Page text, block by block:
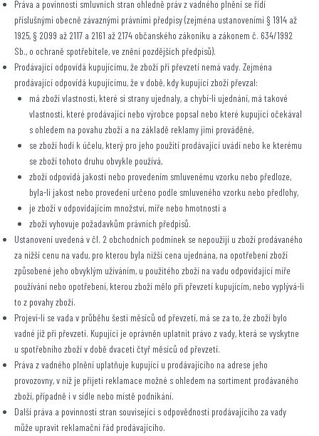
Práva a povinnosti smluvních stran ohledně práv z vadného plnění se řídí
příslušnými obecně závaznými právními předpisy (zejména ustanoveními § 1914 až
1925, § 2099 až 2117 a 2161 až 2174 občanského zákoníku a zákonem č. 634/1992
Sb., o ochraně spotřebitele, ve znění pozdějších předpisů).
Prodávající odpovídá kupujícímu, že zboží při převzetí nemá vady. Zejména
prodávající odpovídá kupujícímu, že v době, kdy kupující zboží převzal:
má zboží vlastnosti, které si strany ujednaly, a chybí-li ujednání, má takové
vlastnosti, které prodávající nebo výrobce popsal nebo které kupující očekával
s ohledem na povahu zboží a na základě reklamy jimi prováděné,
se zboží hodí k účelu, který pro jeho použití prodávající uvádí nebo ke kterému
se zboží tohoto druhu obvykle používá,
zboží odpovídá jakostí nebo provedením smluvenému vzorku nebo předloze,
byla-li jakost nebo provedení určeno podle smluveného vzorku nebo předlohy,
je zboží v odpovídajícím množství, míře nebo hmotnosti a
zboží vyhovuje požadavkům právních předpisů.
Ustanovení uvedená v čl. 2 obchodních podmínek se nepoužijí u zboží prodávaného
za nižší cenu na vadu, pro kterou byla nižší cena ujednána, na opotřebení zboží
způsobené jeho obvyklým užíváním, u použitého zboží na vadu odpovídající míře
používání nebo opotřebení, kterou zboží mělo při převzetí kupujícím, nebo vyplývá-li
to z povahy zboží.
Projeví-li se vada v průběhu šesti měsíců od převzetí, má se za to, že zboží bylo
vadné již při převzetí. Kupující je oprávněn uplatnit právo z vady, která se vyskytne
u spotřebního zboží v době dvaceti čtyř měsíců od převzetí.
Práva z vadného plnění uplatňuje kupující u prodávajícího na adrese jeho
provozovny, v níž je přijetí reklamace možné s ohledem na sortiment prodávaného
zboží, případně i v sídle nebo místě podnikání.
Další práva a povinnosti stran související s odpovědností prodávajícího za vady
může upravit reklamační řád prodávajícího.